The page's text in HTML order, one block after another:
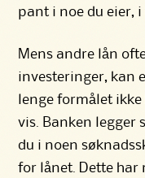
pant i noe du eier,
Mens andre lån
investeringer, kan
lenge formålet
vis. Banken legger
du i noen
for lånet. Dette har